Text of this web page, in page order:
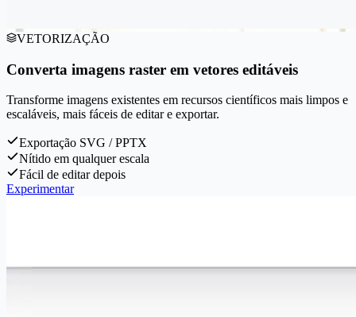
VETORIZAÇÃO
Converta imagens raster em vetores editáveis
Transforme imagens existentes em recursos científicos mais limpos e
escaláveis, mais fáceis de editar e exportar.
Exportação SVG / PPTX
Nítido em qualquer escala
Fácil de editar depois
Experimentar